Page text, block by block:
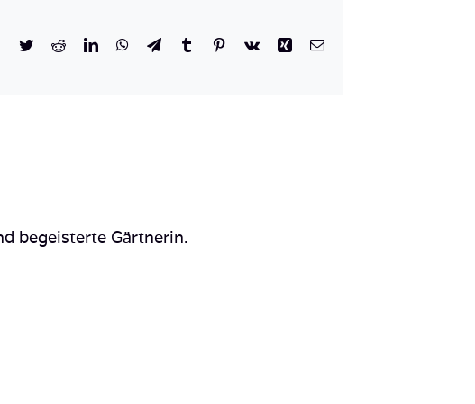
Facebook
TwitterRedditLinkedInWhatsApp
TelegramTumblr Pinterest
Vk Xing E-
begeisterte Gärtnerin.